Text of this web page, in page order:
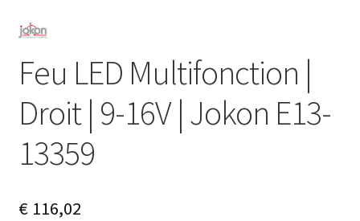
Feu LED Multifonction |
Droit | 9-16V | Jokon E13-
13359
€116,02